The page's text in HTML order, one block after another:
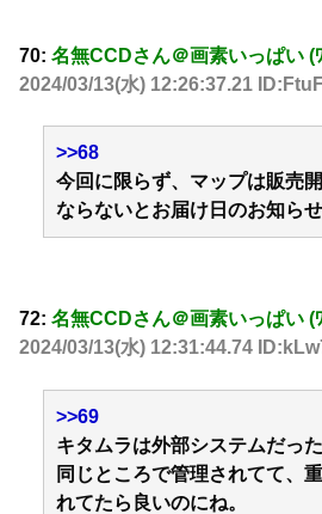
70: 名無CCDさん＠画素いっぱい (
2024/03/13(水) 12:26:37.21
>>68
今回に限らず、マップは販売
ならないとお届け日のお知らせ
72: 名無CCDさん＠画素いっぱい (
2024/03/13(水) 12:31:44.74
>>69
キタムラは外部システムだっ
同じところで管理されてて、
れてたら良いのにね。